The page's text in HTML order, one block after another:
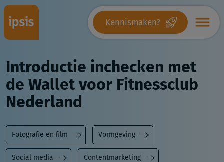
Kennismaken?
Introductie inchecken met
de Wallet voor Fitnessclub
Nederland
Fotografie en film Vormgeving
Social media Contentmarketing